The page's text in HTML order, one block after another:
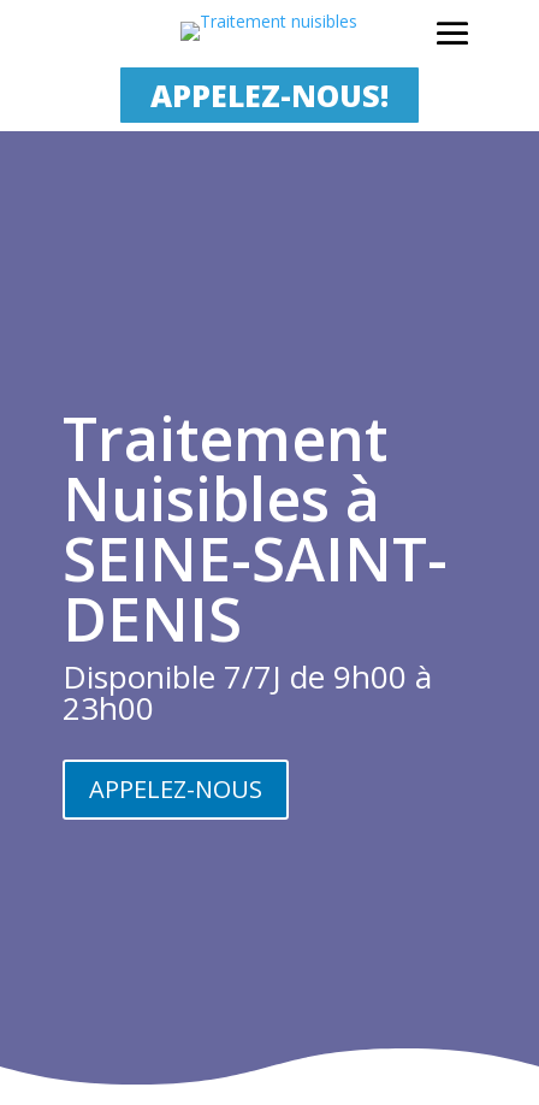
APPELEZ-NOUS!
Traitement
Nuisibles à
SEINE-SAINT-
DENIS
Disponible 7/7J de 9h00 à
23h00
APPELEZ-NOUS